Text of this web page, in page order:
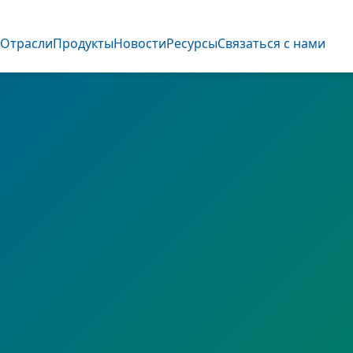
ОтраслиПродуктыНовостиРесурсыСвязаться с нами